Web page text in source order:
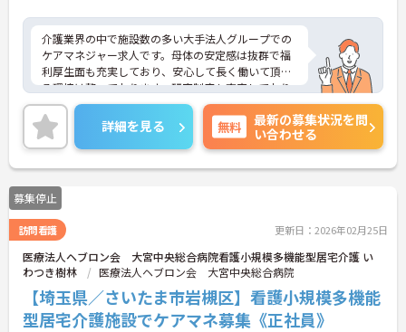
介護業界の中で施設数の多い大手法人グループでの
ケアマネジャー求人です。母体の安定感は抜群で福
利厚生面も充実しており、安心して長く働いて頂け
る環境は整っております。研究制度も充実しており
ますのでスキルアップも目指せます。ご興味のある
方はぜひお気軽にお問い合わせください。
詳細を見る 無料
最新の募集状況を問
い合わせる
募集停止
訪問看護 更新日：2026年02月25日
医療法人ヘブロン会 大宮中央総合病院看護小規模多機能型居宅介護 い
わつき樹林
医療法人ヘブロン会 大宮中央総合病院
【埼玉県／さいたま市岩槻区】看護小規模多機能
型居宅介護施設でケアマネ募集《正社員》